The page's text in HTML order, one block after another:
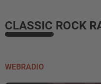
CLASSIC ROCK
WEBRADIO